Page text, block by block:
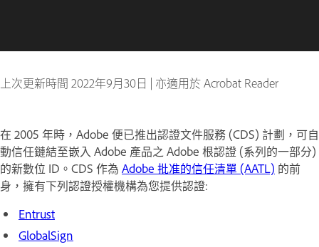
上次更新時間 2022年9月30日 | 亦適用於 Acrobat Reader
在 2005 年時，Adobe 便已推出認證文件服務 (CDS) 計劃，可自
動信任鏈結至嵌入 Adobe 產品之 Adobe 根認證 (系列的一部分)
的新數位 ID。CDS 作為 Adobe 批准的信任清單 (AATL) 的前
身，擁有下列認證授權機構為您提供認證:
Entrust
GlobalSign